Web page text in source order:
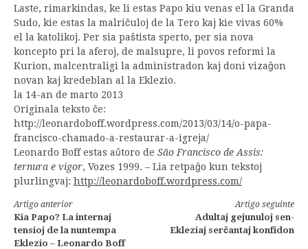
Laste, rimarkindas, ke li estas Papo kiu venas el la Granda
Sudo, kie estas la malriĉuloj de la Tero kaj kie vivas 60%
el la katolikoj. Per sia paŝtista sperto, per sia nova
koncepto pri la aferoj, de malsupre, li povos reformi la
Kurion, malcentraligi la administradon kaj doni vizaĝon
novan kaj kredeblan al la Eklezio.
la 14-an de marto 2013
Originala teksto ĉe:
http://leonardoboff.wordpress.com/2013/03/14/o-papa-
francisco-chamado-a-restaurar-a-igreja/
Leonardo Boff estas aŭtoro de São Francisco de Assis:
ternura e vigor, Vozes 1999. – Lia retpaĝo kun tekstoj
plurlingvaj: http://leonardoboff.wordpress.com/
Continue
lendo
Artigo anterior
Kia Papo? La internaj
tensioj de la nuntempa
Eklezio – Leonardo Boff
Artigo seguinte
Adultaj gejunuloj sen-
Ekleziaj serĉantaj konfidon